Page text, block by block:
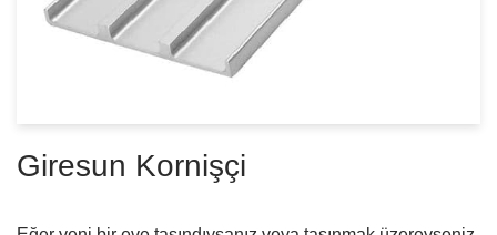
Giresun Kornişçi